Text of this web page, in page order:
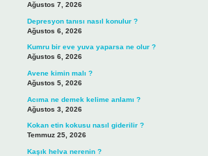
Ağustos 7, 2026
Depresyon tanısı nasıl konulur ?
Ağustos 6, 2026
Kumru bir eve yuva yaparsa ne olur ?
Ağustos 6, 2026
Avene kimin malı ?
Ağustos 5, 2026
Acıma ne demek kelime anlamı ?
Ağustos 3, 2026
Kokan etin kokusu nasıl giderilir ?
Temmuz 25, 2026
Kaşık helva nerenin ?